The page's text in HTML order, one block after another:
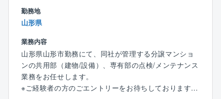
■安定基盤で安心して就業可能！
業界トップの管理物件数を誇る大京グループ＆盤石の
オリックスグループ
【事業基盤】
株式会社大京のグループ会社であり、分譲マンション
（サーパスマンション）の管理を中心とした建物の維
持管理業を全国で展開しており、毎年管理戸数受注実
勤務地
山形県
業務内容
山形県山形市勤務にて、同社が管理する分譲マンショ
ンの共用部（建物/設備）、専有部の点検/メンテナンス
業務をお任せします。
※ご経験者の方のごエントリーをお待ちしております